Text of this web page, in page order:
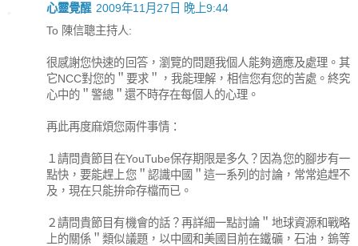
心靈覺醒 2009年11月27日 晚上9:44
To 陳信聰主持人:
很感謝您快速的回答，瀏覽的問題我個人能夠適應及處理。其
它NCC對您的＂要求＂，我能理解，相信您有您的苦處。終究
心中的＂警總＂還不時存在每個人的心理。
再此再度麻煩您兩件事情：
１請問貴節目在YouTube保存期限是多久？因為您的腳步有一
點快，要能趕上您＂認識中國＂這一系列的討論，常常追趕不
及，現在只能拚命存檔而已。
２請問貴節目有機會的話？再詳細一點討論＂地球資源和戰略
上的關係＂類似議題，以中國和美國目前在鐵礦，石油，鎢等